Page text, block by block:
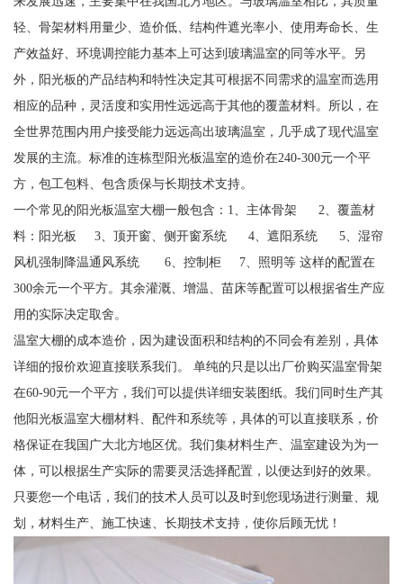
轻、骨架材料用量少、造价低、结构件遮光率小、使用寿命长、生
产效益好、环境调控能力基本上可达到玻璃温室的同等水平。另
外，阳光板的产品结构和特性决定其可根据不同需求的温室而选用
相应的品种，灵活度和实用性远远高于其他的覆盖材料。所以，在
全世界范围内用户接受能力远远高出玻璃温室，几乎成了现代温室
发展的主流。标准的连栋型阳光板温室的造价在240-300元一个平
方，包工包料、包含质保与长期技术支持。
一个常见的阳光板温室大棚一般包含：1、主体骨架 2、覆盖材
料：阳光板 3、顶开窗、侧开窗系统 4、遮阳系统 5、湿帘
风机强制降温通风系统 6、控制柜 7、照明等 这样的配置在
300余元一个平方。其余灌溉、增温、苗床等配置可以根据省生产应
用的实际决定取舍。
温室大棚的成本造价，因为建设面积和结构的不同会有差别，具体
详细的报价欢迎直接联系我们。 单纯的只是以出厂价购买温室骨架
在60-90元一个平方，我们可以提供详细安装图纸。我们同时生产其
他阳光板温室大棚材料、配件和系统等，具体的可以直接联系，价
格保证在我国广大北方地区优。我们集材料生产、温室建设为为一
体，可以根据生产实际的需要灵活选择配置，以便达到好的效果。
只要您一个电话，我们的技术人员可以及时到您现场进行测量、规
划，材料生产、施工快速、长期技术支持，使你后顾无忧！